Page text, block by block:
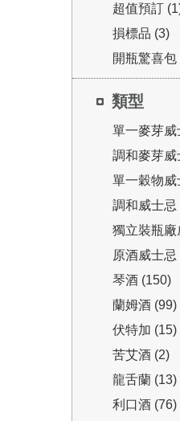
超值預訂
損標品 (3)
開瓶驚喜包
類型
單一麥芽威
調和麥芽威
單一穀物威
調和威士忌
獨立裝瓶
原酒威士忌
琴酒 (150)
蘭姆酒 (99)
伏特加 (15)
苦艾酒 (2)
龍舌蘭 (13)
利口酒 (76)